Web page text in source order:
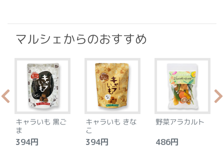
マルシェからのおすすめ
キャラいも 黒ご
ま
394円
キャラいも きな
こ
394円
野菜アラカルト
486円